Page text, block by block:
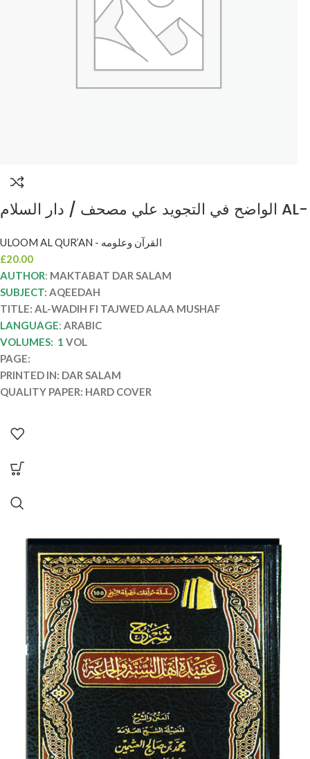
الواضح في التجويد علي مصحف / دار السلام AL-
ULOOM AL QUR’AN - القرآن وعلومه
£20.00
AUTHOR: MAKTABAT DAR SALAM
SUBJECT: AQEEDAH
TITLE: AL-WADIH FI TAJWED ALAA MUSHAF
LANGUAGE: ARABIC
VOLUMES: 1 VOL
PAGE:
PRINTED IN: DAR SALAM
QUALITY PAPER: HARD COVER